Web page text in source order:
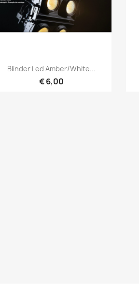
Snel bekijken
Blinder Led Amber/White...
€ 6,00